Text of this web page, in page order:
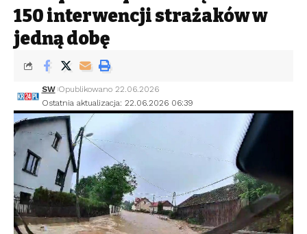
150 interwencji strażaków w
jedną dobę
Ostatnia aktualizacja: 22.06.2026 06:39
SW Opublikowano 22.06.2026